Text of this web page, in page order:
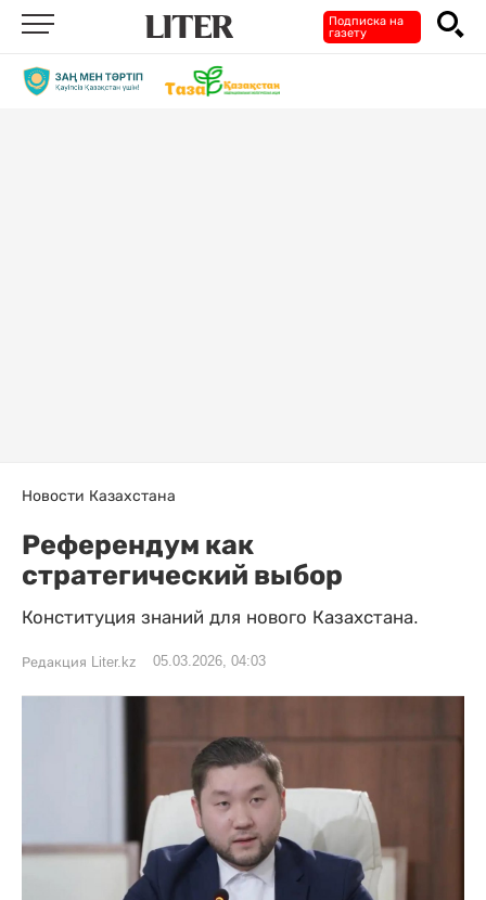
Подписка на
газету
Новости Казахстана
Референдум как
стратегический выбор
Конституция знаний для нового Казахстана.
Редакция Liter.kz 05.03.2026, 04:03